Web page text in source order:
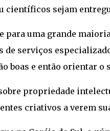
científicos sejam
para uma grande
de serviços
boas e então orientar
propriedade
criativos a verem